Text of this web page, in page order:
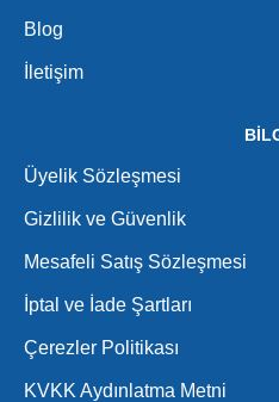
Blog
İletişim
Üyelik Sözleşmesi
Gizlilik ve Güvenlik
Mesafeli Satış Sözleşmesi
İptal ve İade Şartları
Çerezler Politikası
KVKK Aydınlatma Metni